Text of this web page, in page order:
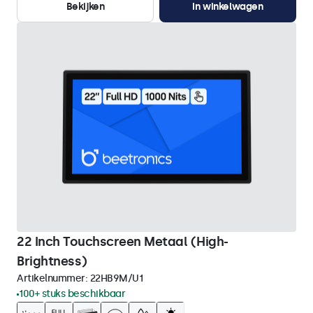
Bekijken
In winkelwagen
22 Inch Touchscreen Metaal (High-
Brightness)
Artikelnummer: 22HB9M/U1
100+ stuks beschikbaar